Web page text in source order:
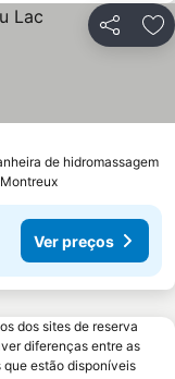
Partilhar
de hidromassagem
Ver preços
dos sites de reserva
diferenças entre as
estão disponíveis